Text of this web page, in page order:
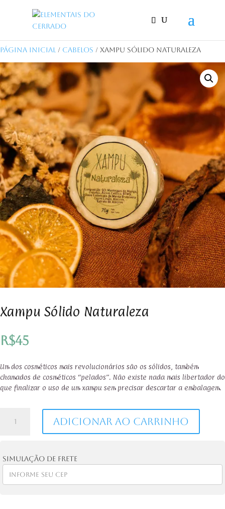
Página Inicial / Cabelos / Xampu Sólido Naturaleza
Xampu Sólido Naturaleza
R$45
Um dos cosméticos mais revolucionários são os sólidos, também
chamados de cosméticos “pelados”. Não existe nada mais libertador do
que finalizar o uso de um xampu sem precisar descartar a embalagem.
Sólido
Naturaleza
Adicionar ao carrinho
Simulação de frete